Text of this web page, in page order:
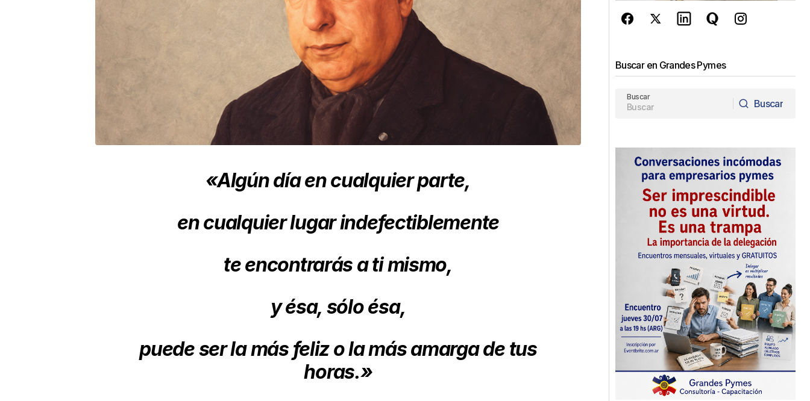
«Algún día en cualquier parte,
en cualquier lugar indefectiblemente
te encontrarás a ti mismo,
y ésa, sólo ésa,
puede ser la más feliz o la más amarga de tus
horas.»
Buscar en Grandes Pymes
Buscar
Buscar